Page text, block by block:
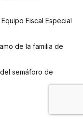
Fiscal Especial
de la familia de
semáforo de